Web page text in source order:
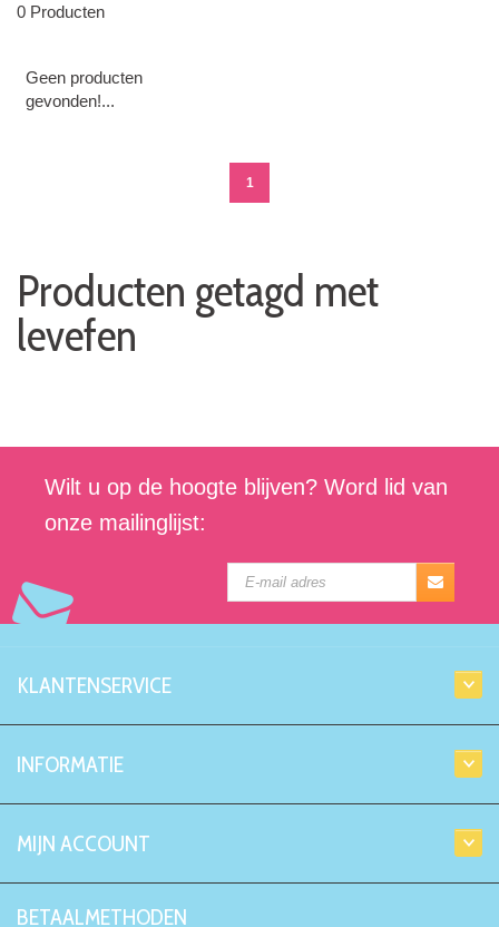
0 Producten
Geen producten
gevonden!...
1
Producten getagd met
levefen
Wilt u op de hoogte blijven? Word lid van
onze mailinglijst:
KLANTENSERVICE
INFORMATIE
MIJN ACCOUNT
BETAALMETHODEN